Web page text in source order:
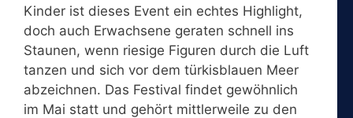
Kinder ist dieses Event ein echtes Highlight,
doch auch Erwachsene geraten schnell ins
Staunen, wenn riesige Figuren durch die Luft
tanzen und sich vor dem türkisblauen Meer
abzeichnen. Das Festival findet gewöhnlich
im Mai statt und gehört mittlerweile zu den